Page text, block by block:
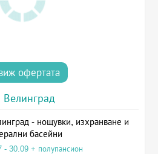
офертата
Велинград
- нощувки, изхранване и
басейни
- 30.09 + полупансион